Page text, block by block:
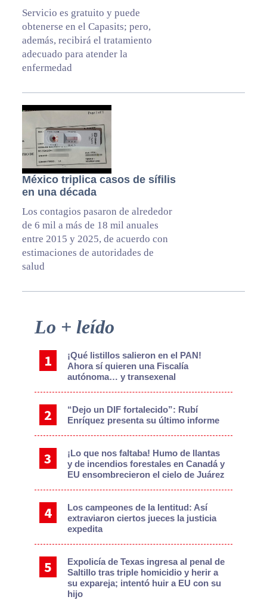
Servicio es gratuito y puede
obtenerse en el Capasits; pero,
además, recibirá el tratamiento
adecuado para atender la
enfermedad
México triplica casos de sífilis
en una década
Los contagios pasaron de alrededor
de 6 mil a más de 18 mil anuales
entre 2015 y 2025, de acuerdo con
estimaciones de autoridades de
salud
Primary
Sidebar
Lo + leído
¡Qué listillos salieron en el PAN!
Ahora sí quieren una Fiscalía
autónoma… y transexenal
“Dejo un DIF fortalecido”: Rubí
Enríquez presenta su último informe
¡Lo que nos faltaba! Humo de llantas
y de incendios forestales en Canadá y
EU ensombrecieron el cielo de Juárez
Los campeones de la lentitud: Así
extraviaron ciertos jueces la justicia
expedita
Expolicía de Texas ingresa al penal de
Saltillo tras triple homicidio y herir a
su expareja; intentó huir a EU con su
hijo